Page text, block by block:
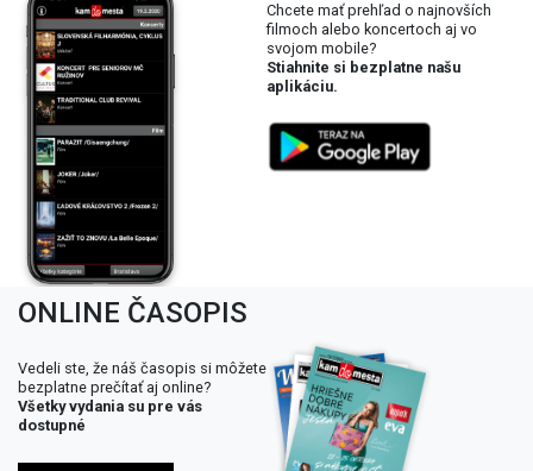
Chcete mať prehľad o najnovších
filmoch alebo koncertoch aj vo
svojom mobile?
Stiahnite si bezplatne našu
aplikáciu.
ONLINE ČASOPIS
Vedeli ste, že náš časopis si môžete
bezplatne prečítať aj online?
Všetky vydania su pre vás
dostupné